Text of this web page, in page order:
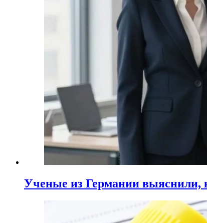
Ученые из Германии